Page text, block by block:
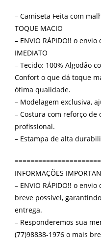
– Camiseta Feita com
TOQUE MACIO
– ENVIO RÁPIDO!! o
IMEDIATO
– Tecido: 100% Algodão
Confort o que dá toque
ótima qualidade.
– Modelagem exclusiva,
– Costura com reforço
profissional.
– Estampa de alta
INFORMAÇÕES
– ENVIO RÁPIDO!! o
breve possível,
entrega.
– Responderemos sua
(77)98838-1976 o mais